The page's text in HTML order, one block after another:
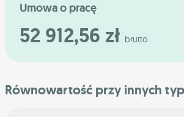
Umowa o pracę
52 912,56 zł brutto
Równowartość przy innych